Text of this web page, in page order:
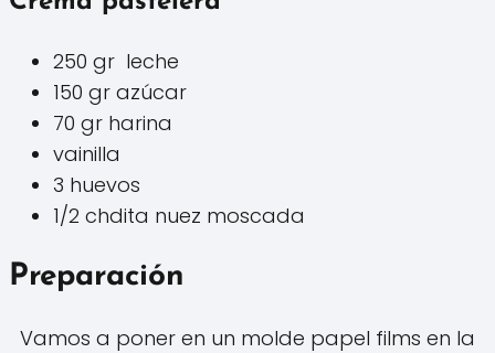
250 gr leche
150 gr azúcar
70 gr harina
vainilla
3 huevos
1/2 chdita nuez moscada
Preparación
Vamos a poner en un molde papel films en la